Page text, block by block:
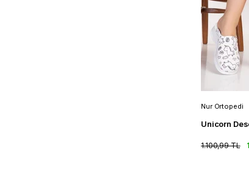
Nur Ortopedi
1.100,99 TL